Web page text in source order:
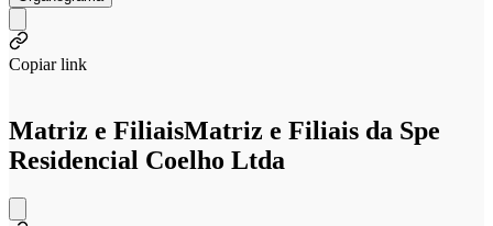
Copiar link
Matriz e FiliaisMatriz e Filiais da Spe
Residencial Coelho Ltda